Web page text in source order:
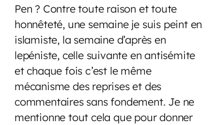
Pen ? Contre toute raison et toute
honnêteté, une semaine je suis peint en
islamiste, la semaine d’après en
lepéniste, celle suivante en antisémite
et chaque fois c’est le même
mécanisme des reprises et des
commentaires sans fondement. Je ne
mentionne tout cela que pour donner